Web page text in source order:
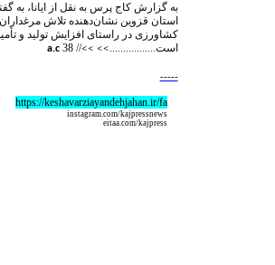
به گزارش کاج پرس به نقل از ایانا، به
استان قزوین نشان‌دهنده تلاش
کشاورزی در راستای افزایش تولید و
است.................>> >>
//
38
a.c
-----
https://keshavarziayandehjahan.ir/fa
instagram.com/kajpressnews
eitaa.com/kajpress